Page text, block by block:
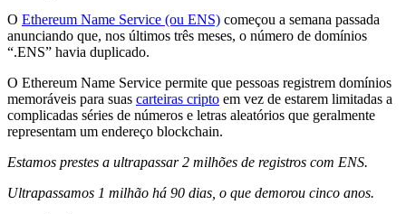
O Ethereum Name Service (ou ENS) começou a semana passada
anunciando que, nos últimos três meses, o número de domínios
“.ENS” havia duplicado.
O Ethereum Name Service permite que pessoas registrem domínios
memoráveis para suas carteiras cripto em vez de estarem limitadas a
complicadas séries de números e letras aleatórios que geralmente
representam um endereço blockchain.
Estamos prestes a ultrapassar 2 milhões de registros com ENS.
Ultrapassamos 1 milhão há 90 dias, o que demorou cinco anos.